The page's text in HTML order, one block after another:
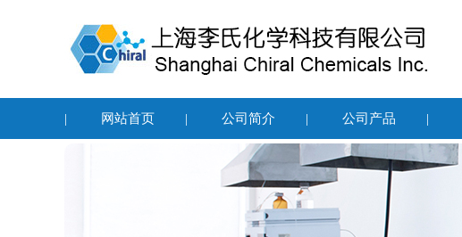
| 网站首页 | 公司简介 | 公司产品 |